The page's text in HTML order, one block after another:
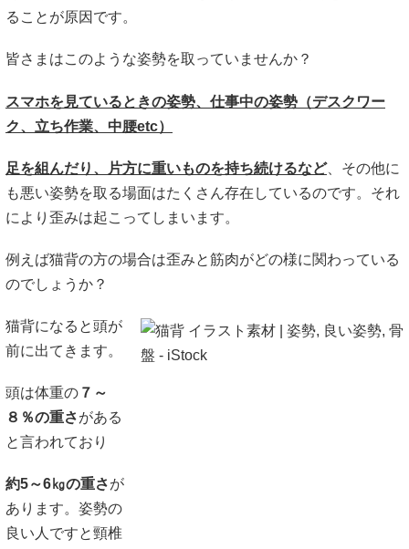
ることが原因です。
皆さまはこのような姿勢を取っていませんか？
スマホを見ているときの姿勢、仕事中の姿勢（デスクワー
ク、立ち作業、中腰etc）
足を組んだり、片方に重いものを持ち続けるなど、その他に
も悪い姿勢を取る場面はたくさん存在しているのです。それ
により歪みは起こってしまいます。
例えば猫背の方の場合は歪みと筋肉がどの様に関わっている
のでしょうか？
猫背になると頭が
前に出てきます。
頭は体重の ７～
８％の重さがある
と言われており
約5～6㎏の重さが
あります。姿勢の
良い人ですと頸椎